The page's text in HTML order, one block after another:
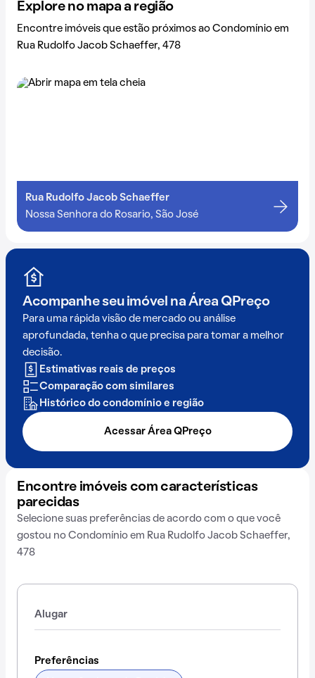
Explore no mapa a região
Encontre imóveis que estão próximos ao Condomínio em
Rua Rudolfo Jacob Schaeffer, 478
Rua Rudolfo Jacob Schaeffer
Nossa Senhora do Rosario, São José
Acompanhe seu imóvel na Área QPreço
Para uma rápida visão de mercado ou análise
aprofundada, tenha o que precisa para tomar a melhor
decisão.
Estimativas reais de preços
Comparação com similares
Histórico do condomínio e região
Acessar Área QPreço
Encontre imóveis com características
parecidas
Selecione suas preferências de acordo com o que você
gostou no Condomínio em Rua Rudolfo Jacob Schaeffer,
478
Alugar
Preferências